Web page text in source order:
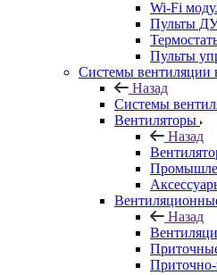
Wi-Fi
Пульты ДУ
Пульты
Системы вентиляции
Назад
Системы
Вентиляторы
Назад
Назад